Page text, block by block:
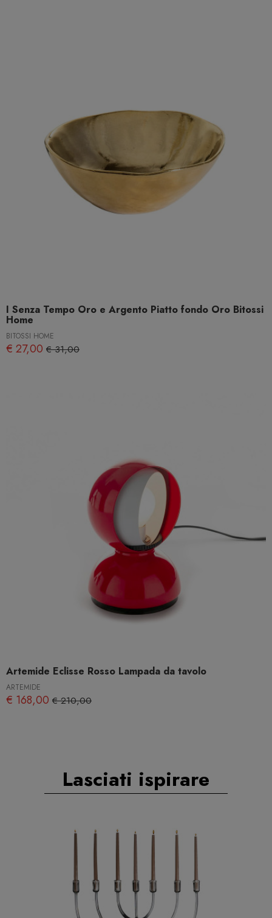
I Senza Tempo Oro e Argento Piatto fondo Oro Bitossi
Home
BITOSSI HOME
€ 27,00 € 31,00
Artemide Eclisse Rosso Lampada da tavolo
ARTEMIDE
€ 168,00 € 210,00
Lasciati ispirare